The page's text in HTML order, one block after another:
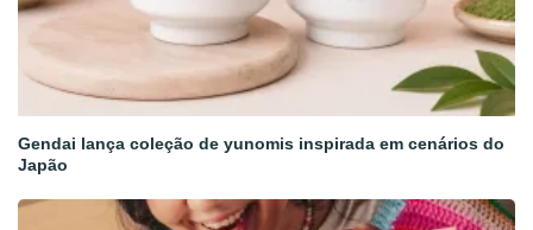
Gendai lança coleção de yunomis inspirada em cenários do
Japão